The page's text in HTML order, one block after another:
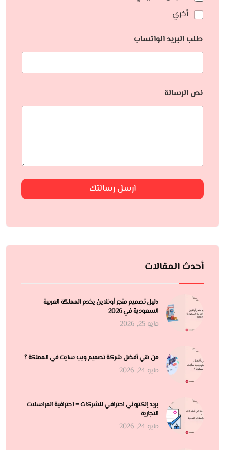
أخري
طلب البريد الواتساب
نص الرسالة
ارسل رسالتك
أحدث المقالات
دليل تصميم متجر أونلاين يخدم المملكة العربية
السعودية في 2026
مايو 25, 2026
من هي أفضل شركة تصميم ويب سايت في المملكة ؟
مايو 24, 2026
بريد إلكتروني احترافي للشركات = احترافية المراسلات
التجارية
مايو 24, 2026